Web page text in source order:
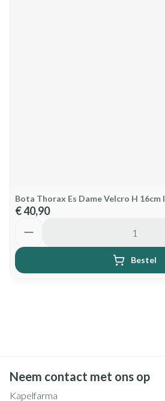
Bota Thorax Es Dame Velcro H 16cm l
€ 40,90
Bestel
Neem contact met ons op
Kapelfarma